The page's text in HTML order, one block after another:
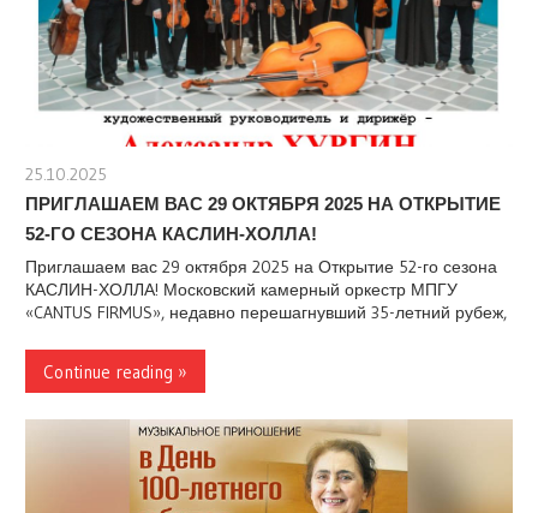
25.10.2025
ПРИГЛАШАЕМ ВАС 29 ОКТЯБРЯ 2025 НА ОТКРЫТИЕ
52-ГО СЕЗОНА КАСЛИН-ХОЛЛА!
Приглашаем вас 29 октября 2025 на Открытие 52-го сезона
КАСЛИН-ХОЛЛА! Московский камерный оркестр МПГУ
«CANTUS FIRMUS», недавно перешагнувший 35-летний рубеж,
Continue reading »